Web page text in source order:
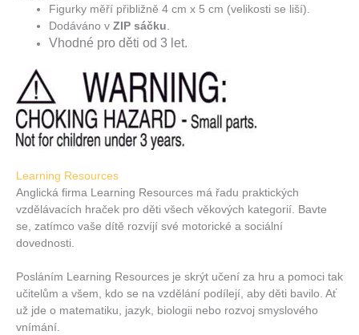
Figurky měří přibližně 4 cm x 5 cm (velikosti se liší).
Dodáváno vZIP sáčku.
Vhodné pro děti od 3 let.
Learning Resources
Anglická firma Learning Resources má řadu praktických
vzdělávacích hraček pro děti všech věkových kategorií. Bavte
se, zatímco vaše dítě rozvíjí své motorické a sociální
dovednosti.
Posláním Learning Resources je skrýt učení za hru a pomoci tak
učitelům a všem, kdo se na vzdělání podílejí, aby děti bavilo. Ať
už jde o matematiku, jazyk, biologii nebo rozvoj smyslového
vnímání.